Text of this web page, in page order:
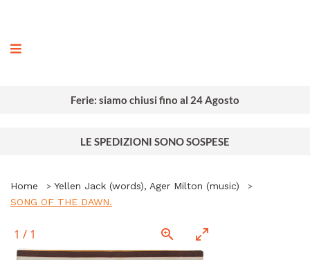
Ferie: siamo chiusi fino al 24 Agosto
LE SPEDIZIONI SONO SOSPESE
Home
Yellen Jack (words), Ager Milton (music)
SONG OF THE DAWN.
1 / 1